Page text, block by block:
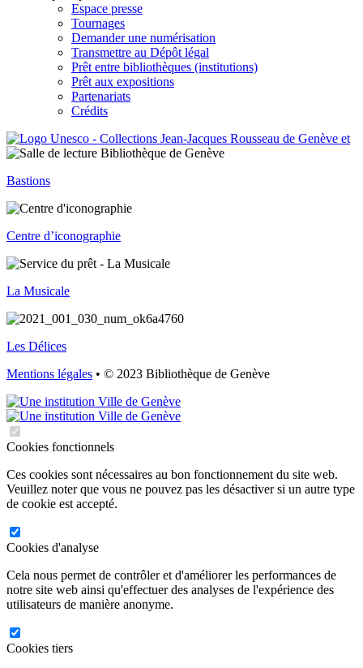
Espace presse
Tournages
Demander une numérisation
Transmettre au Dépôt légal
Prêt entre bibliothèques (institutions)
Prêt aux expositions
Partenariats
Crédits
Bastions
Centre d’iconographie
La Musicale
Les Délices
Mentions légales • © 2023 Bibliothèque de Genève
Cookies fonctionnels
Ces cookies sont nécessaires au bon fonctionnement du site web.
Veuillez noter que vous ne pouvez pas les désactiver si un autre type
de cookie est accepté.
Cookies d'analyse
Cela nous permet de contrôler et d'améliorer les performances de
notre site web ainsi qu'effectuer des analyses de l'expérience des
utilisateurs de manière anonyme.
Cookies tiers